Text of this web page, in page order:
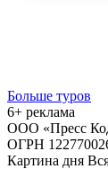
Больше туров
6+ реклама
ООО «Пресс
ОГРН
Картина дня